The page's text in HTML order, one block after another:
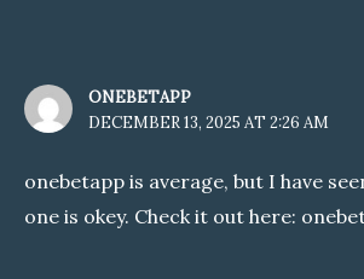
ONEBETAPP
DECEMBER 13, 2025 AT 2:26 AM
onebetapp is average, but I have
one is okey. Check it out here: